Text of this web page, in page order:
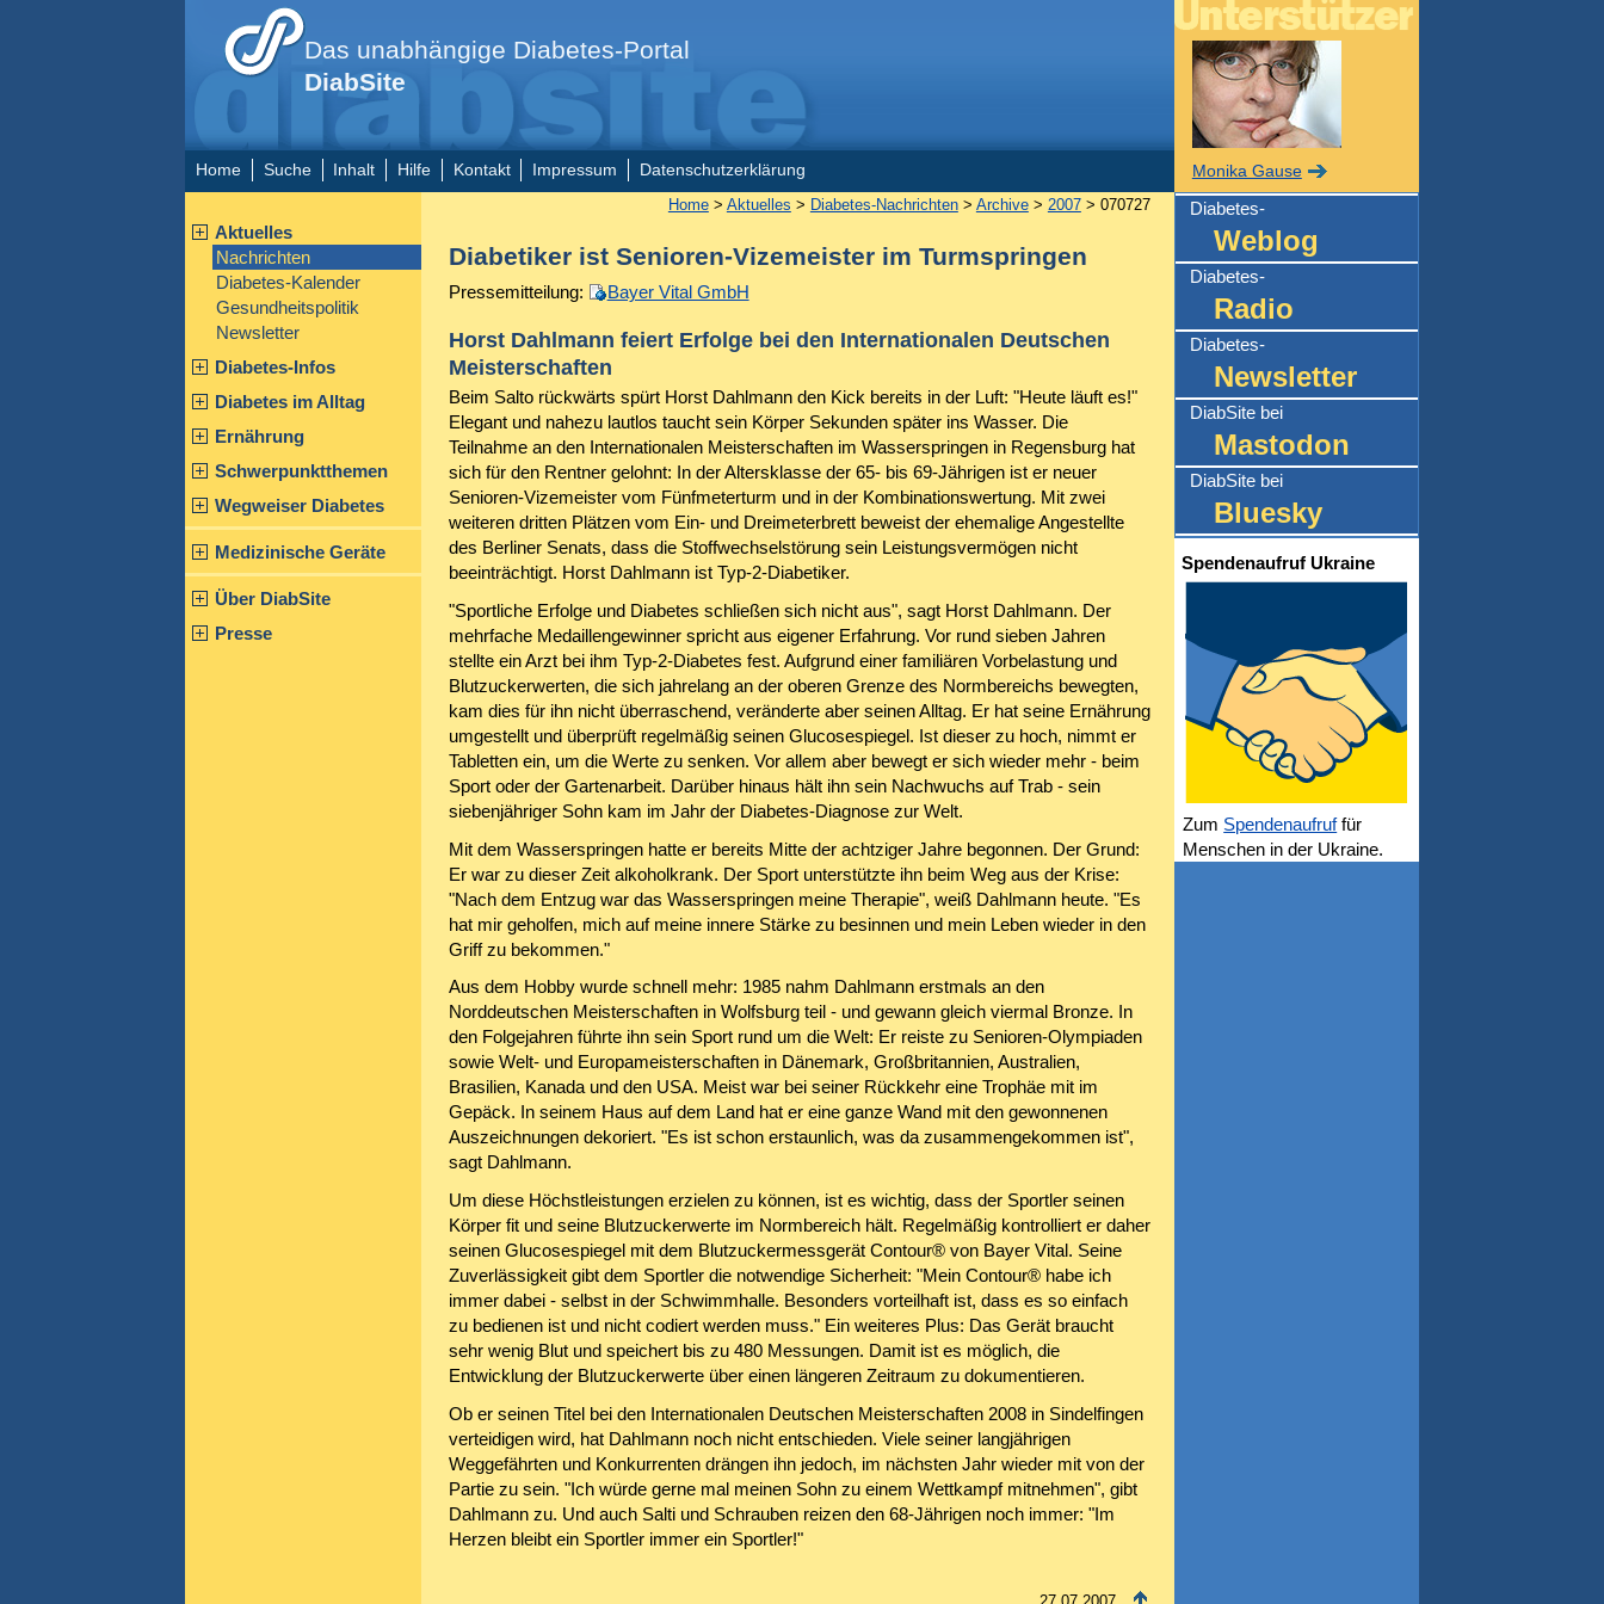
Das unabhängige Diabetes-Portal
DiabSite
Home Suche Inhalt Hilfe Kontakt Impressum Datenschutzerklärung
Aktuelles
Nachrichten
Diabetes-Kalender
Gesundheitspolitik
Newsletter
Diabetes-Infos
Diabetes im Alltag
Ernährung
Schwerpunktthemen
Wegweiser Diabetes
Medizinische Geräte
Über DiabSite
Presse
Home> Aktuelles > Diabetes-Nachrichten> Archive> 2007> 070727
Diabetiker ist Senioren-Vizemeister im Turmspringen
Pressemitteilung: Bayer Vital GmbH
Horst Dahlmann feiert Erfolge bei den Internationalen Deutschen
Meisterschaften
Beim Salto rückwärts spürt Horst Dahlmann den Kick bereits in der Luft: "Heute läuft es!"
Elegant und nahezu lautlos taucht sein Körper Sekunden später ins Wasser. Die
Teilnahme an den Internationalen Meisterschaften im Wasserspringen in Regensburg hat
sich für den Rentner gelohnt: In der Altersklasse der 65- bis 69-Jährigen ist er neuer
Senioren-Vizemeister vom Fünfmeterturm und in der Kombinationswertung. Mit zwei
weiteren dritten Plätzen vom Ein- und Dreimeterbrett beweist der ehemalige Angestellte
des Berliner Senats, dass die Stoffwechselstörung sein Leistungsvermögen nicht
beeinträchtigt. Horst Dahlmann ist Typ-2-Diabetiker.
"Sportliche Erfolge und Diabetes schließen sich nicht aus", sagt Horst Dahlmann. Der
mehrfache Medaillengewinner spricht aus eigener Erfahrung. Vor rund sieben Jahren
stellte ein Arzt bei ihm Typ-2-Diabetes fest. Aufgrund einer familiären Vorbelastung und
Blutzuckerwerten, die sich jahrelang an der oberen Grenze des Normbereichs bewegten,
kam dies für ihn nicht überraschend, veränderte aber seinen Alltag. Er hat seine Ernährung
umgestellt und überprüft regelmäßig seinen Glucosespiegel. Ist dieser zu hoch, nimmt er
Tabletten ein, um die Werte zu senken. Vor allem aber bewegt er sich wieder mehr - beim
Sport oder der Gartenarbeit. Darüber hinaus hält ihn sein Nachwuchs auf Trab - sein
siebenjähriger Sohn kam im Jahr der Diabetes-Diagnose zur Welt.
Mit dem Wasserspringen hatte er bereits Mitte der achtziger Jahre begonnen. Der Grund:
Er war zu dieser Zeit alkoholkrank. Der Sport unterstützte ihn beim Weg aus der Krise:
"Nach dem Entzug war das Wasserspringen meine Therapie", weiß Dahlmann heute. "Es
hat mir geholfen, mich auf meine innere Stärke zu besinnen und mein Leben wieder in den
Griff zu bekommen."
Aus dem Hobby wurde schnell mehr: 1985 nahm Dahlmann erstmals an den
Norddeutschen Meisterschaften in Wolfsburg teil - und gewann gleich viermal Bronze. In
den Folgejahren führte ihn sein Sport rund um die Welt: Er reiste zu Senioren-Olympiaden
sowie Welt- und Europameisterschaften in Dänemark, Großbritannien, Australien,
Brasilien, Kanada und den USA. Meist war bei seiner Rückkehr eine Trophäe mit im
Gepäck. In seinem Haus auf dem Land hat er eine ganze Wand mit den gewonnenen
Auszeichnungen dekoriert. "Es ist schon erstaunlich, was da zusammengekommen ist",
sagt Dahlmann.
Um diese Höchstleistungen erzielen zu können, ist es wichtig, dass der Sportler seinen
Körper fit und seine Blutzuckerwerte im Normbereich hält. Regelmäßig kontrolliert er daher
seinen Glucosespiegel mit dem Blutzuckermessgerät Contour® von Bayer Vital. Seine
Zuverlässigkeit gibt dem Sportler die notwendige Sicherheit: "Mein Contour® habe ich
immer dabei - selbst in der Schwimmhalle. Besonders vorteilhaft ist, dass es so einfach
zu bedienen ist und nicht codiert werden muss." Ein weiteres Plus: Das Gerät braucht
sehr wenig Blut und speichert bis zu 480 Messungen. Damit ist es möglich, die
Entwicklung der Blutzuckerwerte über einen längeren Zeitraum zu dokumentieren.
Ob er seinen Titel bei den Internationalen Deutschen Meisterschaften 2008 in Sindelfingen
verteidigen wird, hat Dahlmann noch nicht entschieden. Viele seiner langjährigen
Weggefährten und Konkurrenten drängen ihn jedoch, im nächsten Jahr wieder mit von der
Partie zu sein. "Ich würde gerne mal meinen Sohn zu einem Wettkampf mitnehmen", gibt
Dahlmann zu. Und auch Salti und Schrauben reizen den 68-Jährigen noch immer: "Im
Herzen bleibt ein Sportler immer ein Sportler!"
Monika Gause
Diabetes-
Weblog
Diabetes-
Radio
Diabetes-
Newsletter
DiabSite bei
Mastodon
DiabSite bei
Bluesky
Spendenaufruf Ukraine
Zum Spendenaufruffür
Menschen in der Ukraine.